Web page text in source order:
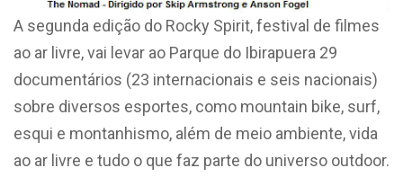
A segunda edição do Rocky Spirit, festival de filmes
ao ar livre, vai levar ao Parque do Ibirapuera 29
documentários (23 internacionais e seis nacionais)
sobre diversos esportes, como mountain bike, surf,
esqui e montanhismo­­­­, além de meio ambiente, vida
ao ar livre e tudo o que faz parte do universo outdoor.